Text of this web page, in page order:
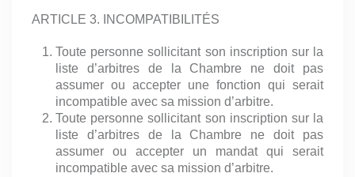
ARTICLE 3. INCOMPATIBILITÉS
Toute personne sollicitant son inscription sur la
liste d’arbitres de la Chambre ne doit pas
assumer ou accepter une fonction qui serait
incompatible avec sa mission d’arbitre.
Toute personne sollicitant son inscription sur la
liste d’arbitres de la Chambre ne doit pas
assumer ou accepter un mandat qui serait
incompatible avec sa mission d’arbitre.